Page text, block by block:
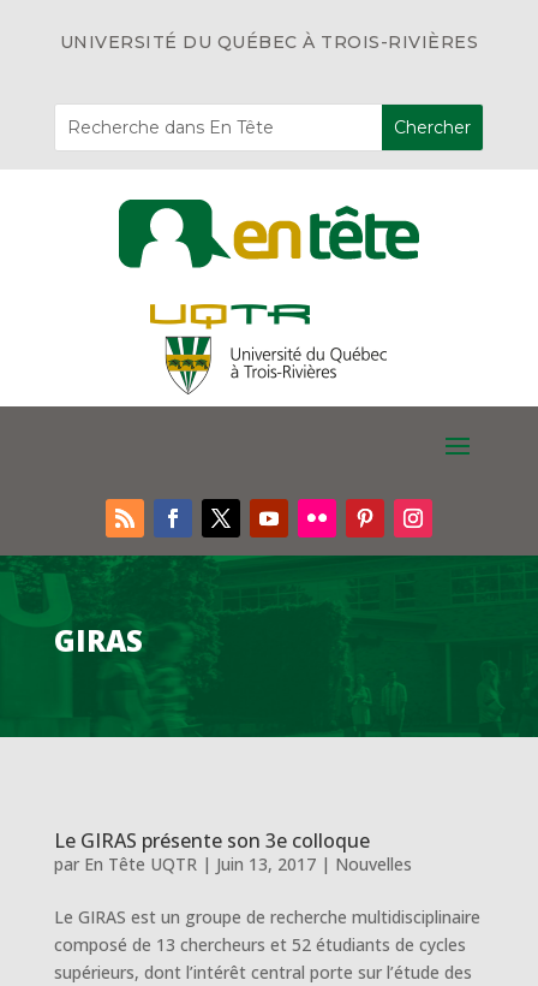
UNIVERSITÉ DU QUÉBEC À TROIS-RIVIÈRES
GIRAS
Le GIRAS présente son 3e colloque
par En Tête UQTR| Juin 13, 2017| Nouvelles
Le GIRAS est un groupe de recherche multidisciplinaire
composé de 13 chercheurs et 52 étudiants de cycles
supérieurs, dont l’intérêt central porte sur l’étude des